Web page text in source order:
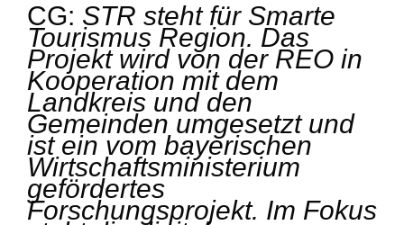
CG: STR steht für Smarte
Tourismus Region. Das
Projekt wird von der REO in
Kooperation mit dem
Landkreis und den
Gemeinden umgesetzt und
ist ein vom bayerischen
Wirtschaftsministerium
gefördertes
Forschungsprojekt. Im Fokus